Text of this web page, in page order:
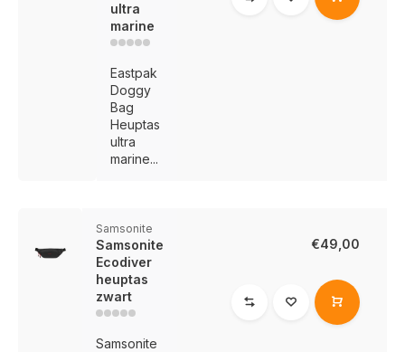
ultra
marine
Eastpak
Doggy
Bag
Heuptas
ultra
marine...
Samsonite
Samsonite
Ecodiver
heuptas
zwart
Samsonite
€49,00